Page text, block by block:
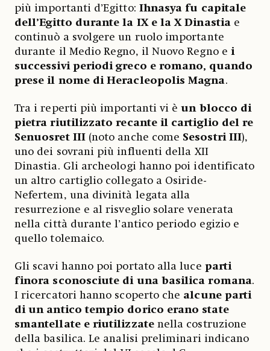
più importanti d’Egitto: Ihnasya fu capitale
dell’Egitto durante la IX e la X Dinastiae
continuò a svolgere un ruolo importante
durante il Medio Regno, il Nuovo Regno e i
successivi periodi greco e romano, quando
prese il nome di Heracleopolis Magna.
Tra i reperti più importanti vi èun blocco di
pietra riutilizzato recante il cartiglio del re
Senuosret III(noto anche come Sesostri III),
uno dei sovrani più influenti della XII
Dinastia. Gli archeologi hanno poi identificato
un altro cartiglio collegato a Osiride-
Nefertem, una divinità legata alla
resurrezione e al risveglio solare venerata
nella città durante l’antico periodo egizio e
quello tolemaico.
Gli scavi hanno poi portato alla luce parti
finora sconosciute di una basilica romana.
I ricercatori hanno scoperto che alcune parti
di un antico tempio dorico erano state
smantellate e riutilizzatenella costruzione
della basilica. Le analisi preliminari indicano